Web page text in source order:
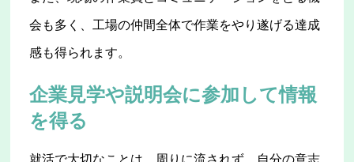
会も多く、工場の仲間全体で作業をやり遂げる達成
感も得られます。
企業見学や説明会に参加して情報
を得る
就活で大切なことは、周りに流されず、自分の意志